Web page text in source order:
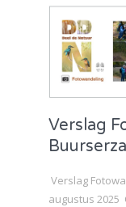
Verslag
Verslag
augustus 2025